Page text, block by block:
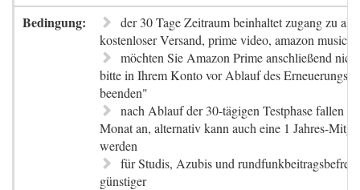
der 30 Tage Zeitraum beinhaltet zugang zu
kostenloser Versand, prime video, amazon music,
möchten Sie Amazon Prime anschließend
bitte in Ihrem Konto vor Ablauf des
beenden"
nach Ablauf der 30-tägigen Testphase fallen
Monat an, alternativ kann auch eine 1 Jahres-
werden
für Studis, Azubis und
günstiger